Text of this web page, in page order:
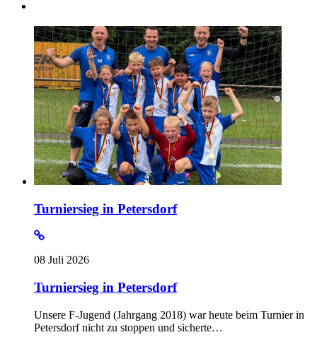
Turniersieg in Petersdorf
08 Juli 2026
Turniersieg in Petersdorf
Unsere F-Jugend (Jahrgang 2018) war heute beim Turnier in
Petersdorf nicht zu stoppen und sicherte…